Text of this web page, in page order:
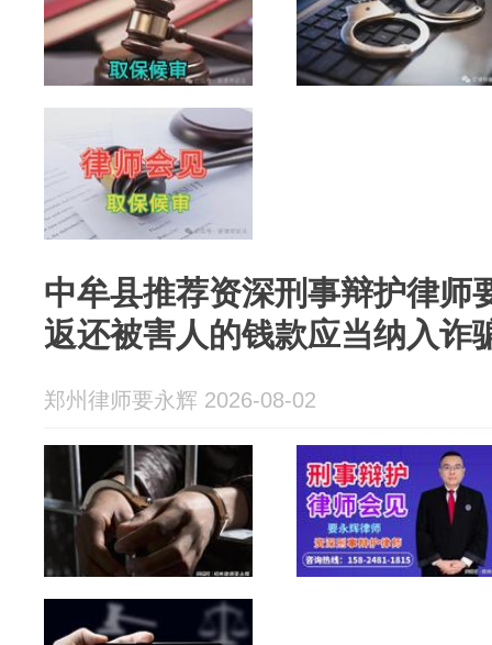
中牟县推荐资深刑事辩护律师
返还被害人的钱款应当纳入诈
郑州律师要永辉 2026-08-02